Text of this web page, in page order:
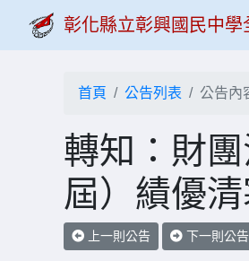
彰化縣立彰興國民中學
首頁 公告列表 公告內
轉知：財
屆）績優
上一則公告 下一則公告